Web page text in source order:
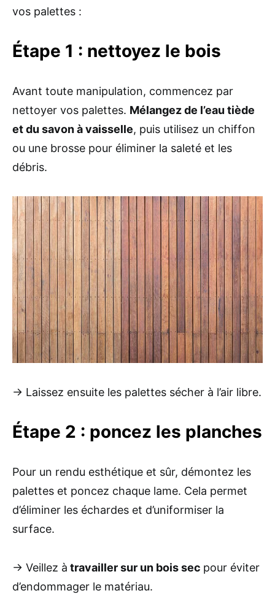
vos palettes :
Étape 1 : nettoyez le bois
Avant toute manipulation, commencez par
nettoyer vos palettes. Mélangez de l’eau tiède
et du savon à vaisselle, puis utilisez un chiffon
ou une brosse pour éliminer la saleté et les
débris.
→ Laissez ensuite les palettes sécher à l’air libre.
Étape 2 : poncez les planches
Pour un rendu esthétique et sûr, démontez les
palettes et poncez chaque lame. Cela permet
d’éliminer les échardes et d’uniformiser la
surface.
→ Veillez à travailler sur un bois sec pour éviter
d’endommager le matériau.